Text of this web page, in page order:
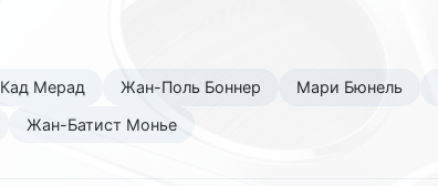
Кад Мерад Жан-Поль Боннер Мари Бюнель
Жан-Батист Монье